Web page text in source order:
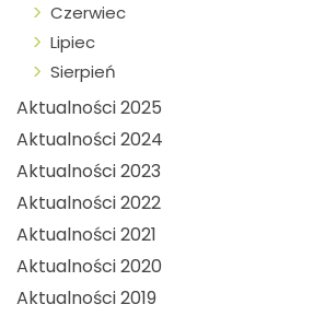
Czerwiec
Lipiec
Sierpień
Aktualności 2025
Aktualności 2024
Aktualności 2023
Aktualności 2022
Aktualności 2021
Aktualności 2020
Aktualności 2019